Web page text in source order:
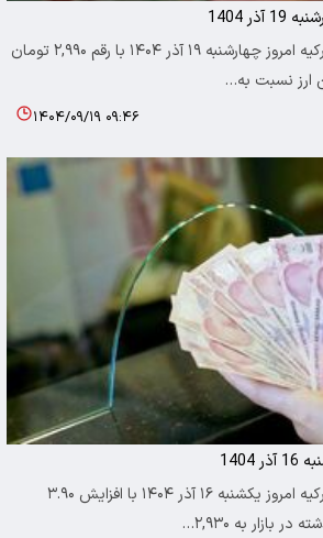
1404
اقتصاد ایرانی ؛ قیمت لیر ترکیه امروز چهارشنبه ۱۹ آذر ۱۴۰۴ با رقم ۲,۹۹۰ تومان
ارز نسبت به…
۱۴۰۴/۰۹/۱۹ ۰۹:۴۶
اقتصاد ایرانی ؛ قیمت لیر ترکیه امروز یکشنبه ۱۶ آذر ۱۴۰۴ با افزایش ۳.۹۰
به ۲,۹۳۰…